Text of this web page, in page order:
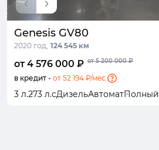
Genesis GV80
2020 год, 124 545 км
от 4 576 000 ₽ от 5 200 000 ₽
в кредит - от 52 194 ₽/мес.
3 л.273 л.сДизельАвтоматПолный